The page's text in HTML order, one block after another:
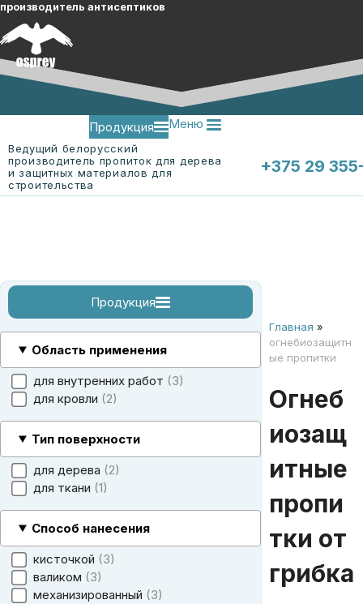
производитель антисептиков
Продукция Меню
Ведущий белорусский
производитель пропиток для дерева
и защитных материалов для
строительства
+375 29
Продукция
Область применения
для внутренних работ
3
для кровли 2
Тип поверхности
для дерева 2
для ткани 1
Способ нанесения
кисточкой
3
валиком
3
механизированный
3
Главная »
огнебиозащитн
ые пропитки
Огнеб
иозащ
итные
пропи
тки от
грибка